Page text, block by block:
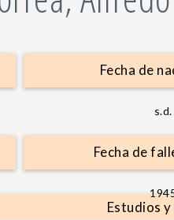
Fecha de
s.d.
Fecha de
Estudios